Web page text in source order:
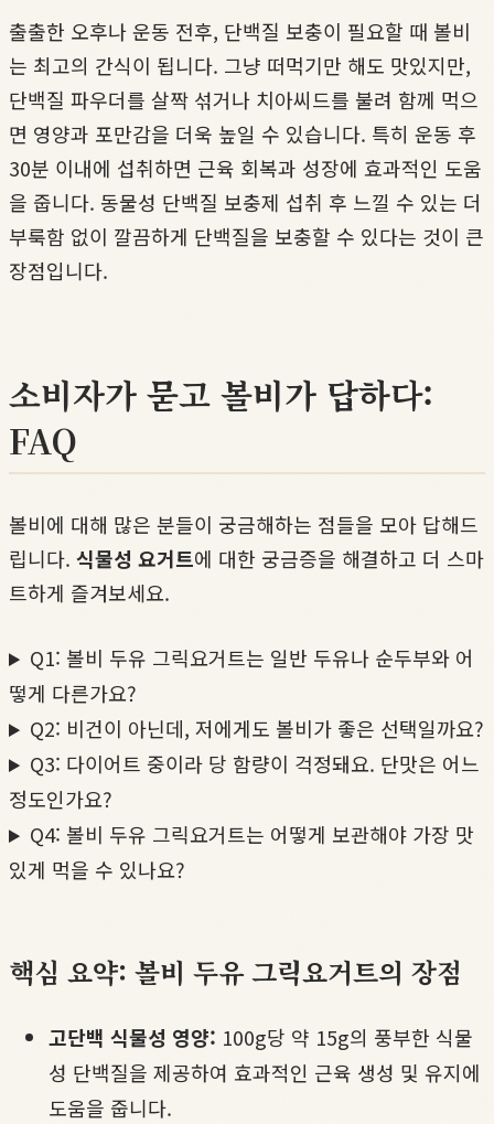
출출한 오후나 운동 전후, 단백질 보충이 필요할 때 볼비
는 최고의 간식이 됩니다. 그냥 떠먹기만 해도 맛있지만,
단백질 파우더를 살짝 섞거나 치아씨드를 불려 함께 먹으
면 영양과 포만감을 더욱 높일 수 있습니다. 특히 운동 후
30분 이내에 섭취하면 근육 회복과 성장에 효과적인 도움
을 줍니다. 동물성 단백질 보충제 섭취 후 느낄 수 있는 더
부룩함 없이 깔끔하게 단백질을 보충할 수 있다는 것이 큰
장점입니다.
소비자가 묻고 볼비가 답하다:
FAQ
볼비에 대해 많은 분들이 궁금해하는 점들을 모아 답해드
립니다. 식물성 요거트에 대한 궁금증을 해결하고 더 스마
트하게 즐겨보세요.
Q1: 볼비 두유 그릭요거트는 일반 두유나 순두부와 어
떻게 다른가요?
Q2: 비건이 아닌데, 저에게도 볼비가 좋은 선택일까요?
Q3: 다이어트 중이라 당 함량이 걱정돼요. 단맛은 어느
정도인가요?
Q4: 볼비 두유 그릭요거트는 어떻게 보관해야 가장 맛
있게 먹을 수 있나요?
핵심 요약: 볼비 두유 그릭요거트의 장점
고단백 식물성 영양: 100g당 약 15g의 풍부한 식물
성 단백질을 제공하여 효과적인 근육 생성 및 유지에
도움을 줍니다.